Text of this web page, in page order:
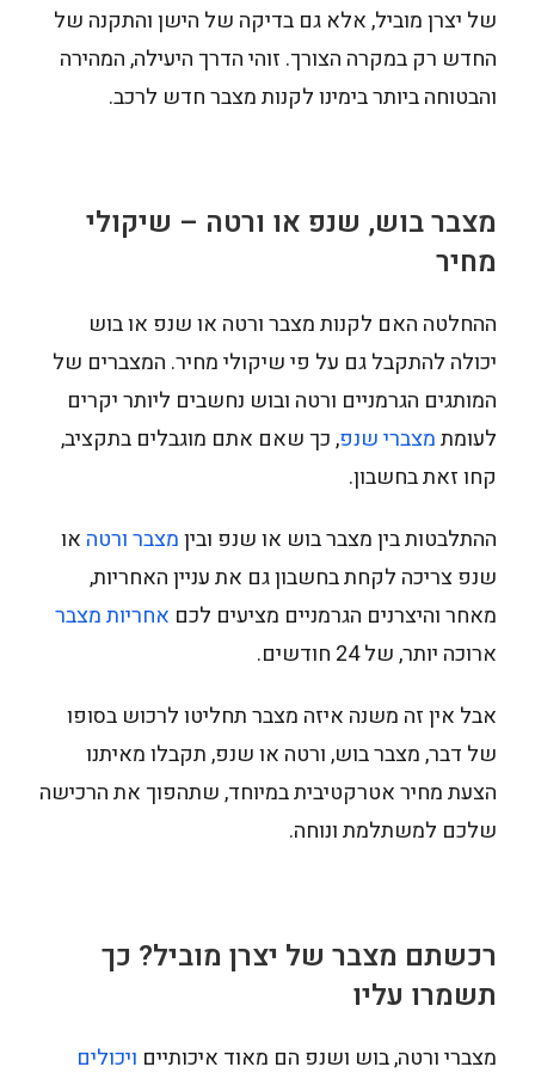
של יצרן מוביל, אלא גם בדיקה של הישן והתקנה של
החדש רק במקרה הצורך. זוהי הדרך היעילה, המהירה
והבטוחה ביותר בימינו לקנות מצבר חדש לרכב.
מצבר בוש, שנפ או ורטה – שיקולי
מחיר
ההחלטה האם לקנות מצבר ורטה או שנפ או בוש
יכולה להתקבל גם על פי שיקולי מחיר. המצברים של
המותגים הגרמניים ורטה ובוש נחשבים ליותר יקרים
לעומתמצברי שנפ, כך שאם אתם מוגבלים בתקציב,
קחו זאת בחשבון.
ההתלבטות בין מצבר בוש או שנפ וביןמצבר ורטה או
שנפ צריכה לקחת בחשבון גם את עניין האחריות,
מאחר והיצרנים הגרמניים מציעים לכם אחריות מצבר
ארוכה יותר, של 24 חודשים.
אבל אין זה משנה איזה מצבר תחליטו לרכוש בסופו
של דבר, מצבר בוש, ורטה או שנפ, תקבלו מאיתנו
הצעת מחיר אטרקטיבית במיוחד, שתהפוך את הרכישה
שלכם למשתלמת ונוחה.
רכשתם מצבר של יצרן מוביל? כך
תשמרו עליו
מצברי ורטה, בוש ושנפ הם מאוד איכותיים ויכולים